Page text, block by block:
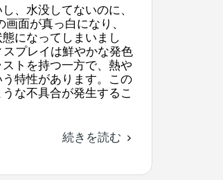
、水没してないのに、
面が真っ白になり、
になってしまいまし
スプレイは鮮やかな発色
トを持つ一方で、熱や
特性があります。この
な不具合が発生するこ
続きを読む